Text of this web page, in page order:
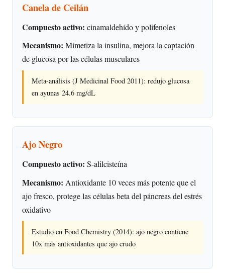
Canela de Ceilán
Compuesto activo: cinamaldehído y polifenoles
Mecanismo: Mimetiza la insulina, mejora la captación
de glucosa por las células musculares
Meta-análisis (J Medicinal Food 2011): redujo glucosa
en ayunas 24.6 mg/dL
Ajo Negro
Compuesto activo: S-alilcisteína
Mecanismo: Antioxidante 10 veces más potente que el
ajo fresco, protege las células beta del páncreas del estrés
oxidativo
Estudio en Food Chemistry (2014): ajo negro contiene
10x más antioxidantes que ajo crudo